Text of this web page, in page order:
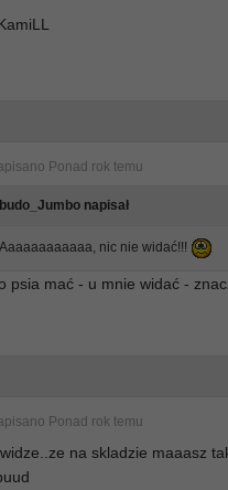
Ponad rok temu
budo_Jumbo napisał
Aaaaaaaaaaaa, nic nie widać!!!
psia mać - u mnie widać -
Ponad rok temu
na skladzie maaasz